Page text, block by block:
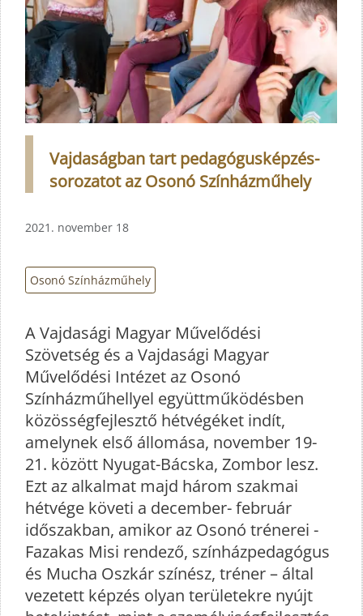
Vajdaságban tart pedagógusképzés-
sorozatot az Osonó Színházműhely
2021. november 18
Osonó Színházműhely
A Vajdasági Magyar Művelődési
Szövetség és a Vajdasági Magyar
Művelődési Intézet az Osonó
Színházműhellyel együttműködésben
közösségfejlesztő hétvégéket indít,
amelynek első állomása, november 19-
21. között Nyugat-Bácska, Zombor lesz.
Ezt az alkalmat majd három szakmai
hétvége követi a december- február
időszakban, amikor az Osonó trénerei -
Fazakas Misi rendező, színházpedagógus
és Mucha Oszkár színész, tréner – által
vezetett képzés olyan területekre nyújt